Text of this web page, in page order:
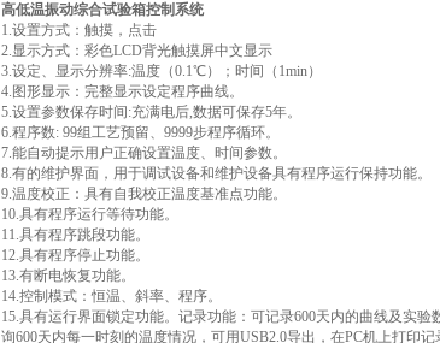
高低温振动综合试验箱控制系统
1.设置方式：触摸，点击
2.显示方式：彩色LCD背光触摸屏中文显示
3.设定、显示分辨率:温度（0.1℃）；时间（1min）
4.图形显示：完整显示设定程序曲线。
5.设置参数保存时间:充满电后,数据可保存5年。
6.程序数: 99组工艺预留、9999步程序循环。
7.能自动提示用户正确设置温度、时间参数。
8.有的维护界面，用于调试设备和维护设备具有程序运行保持功能。
9.温度校正：具有自我校正温度基准点功能。
10.具有程序运行等待功能。
11.具有程序跳段功能。
12.具有程序停止功能。
13.有断电恢复功能。
14.控制模式：恒温、斜率、程序。
15.具有运行界面锁定功能。记录功能：可记录600天内的曲线及实验
询600天内每一时刻的温度情况，可用USB2.0导出，在PC机上打印